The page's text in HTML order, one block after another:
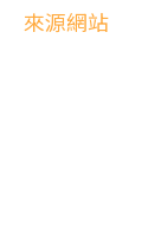
來源網站